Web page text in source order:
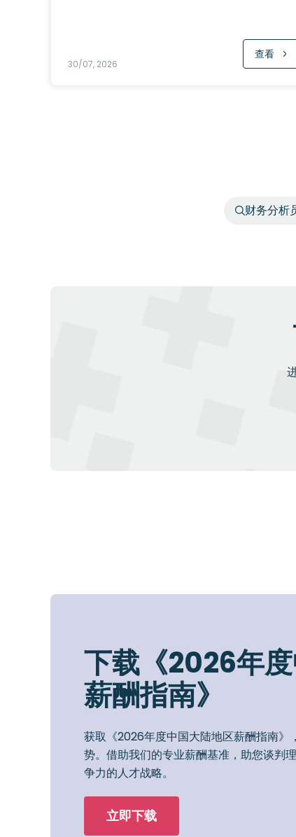
30/07, 2026
查看
财务分析
下载《2026年
薪酬指南》
获取《2026年度中国大陆地区薪酬指南》
势。借助我们的专业薪酬基准，助您谈判
争力的人才战略。
立即下载